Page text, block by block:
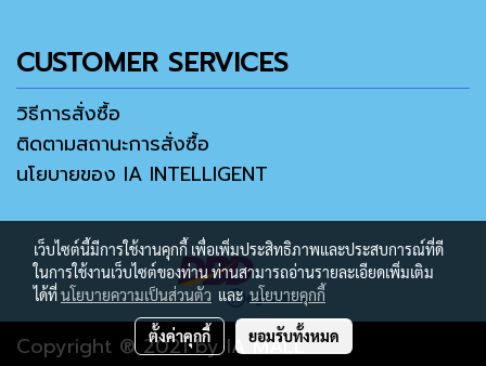
CUSTOMER SERVICES
วิธีการสั่งซื้อ
ติดตามสถานะการสั่งซื้อ
นโยบายของ IA INTELLIGENT
Copyright ® 2021 by IA MALL
เว็บไซต์นี้มีการใช้งานคุกกี้ เพื่อเพิ่มประสิทธิภาพและประสบการณ์ที่ดี
ในการใช้งานเว็บไซต์ของท่าน ท่านสามารถอ่านรายละเอียดเพิ่มเติม
ได้ที่นโยบายความเป็นส่วนตัว และนโยบายคุกกี้
ตั้งค่าคุกกี้ ยอมรับทั้งหมด